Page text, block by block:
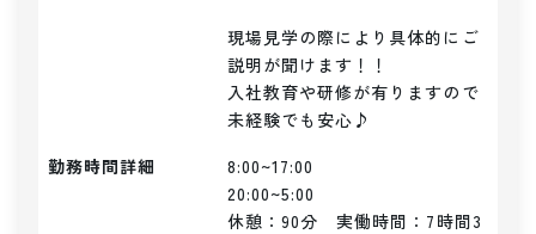
現場見学の際により具体的にご
説明が聞けます！！
入社教育や研修が有りますので
未経験でも安心♪
勤務時間詳細
8:00~17:00
20:00~5:00
休憩：90分　実働時間：7時間3